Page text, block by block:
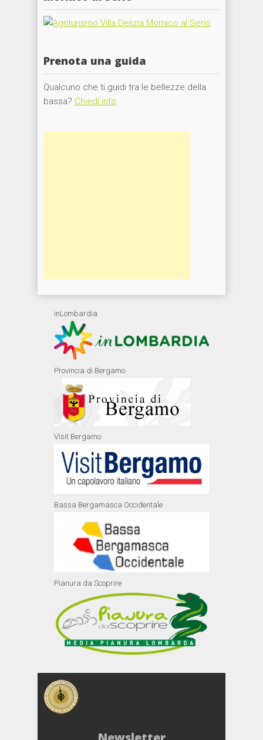
Prenota una guida
Qualcuno che ti guidi tra le bellezze della
bassa? Chiedi info
inLombardia
Provincia di Bergamo
Visit Bergamo
Bassa Bergamasca Occidentale
Pianura da Scoprire